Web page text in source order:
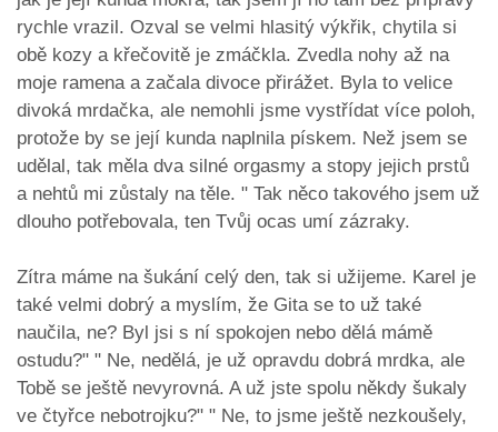
rychle vrazil. Ozval se velmi hlasitý výkřik, chytila si
obě kozy a křečovitě je zmáčkla. Zvedla nohy až na
moje ramena a začala divoce přirážet. Byla to velice
divoká mrdačka, ale nemohli jsme vystřídat více poloh,
protože by se její kunda naplnila pískem. Než jsem se
udělal, tak měla dva silné orgasmy a stopy jejich prstů
a nehtů mi zůstaly na těle. " Tak něco takového jsem už
dlouho potřebovala, ten Tvůj ocas umí zázraky.
Zítra máme na šukání celý den, tak si užijeme. Karel je
také velmi dobrý a myslím, že Gita se to už také
naučila, ne? Byl jsi s ní spokojen nebo dělá mámě
ostudu?" " Ne, nedělá, je už opravdu dobrá mrdka, ale
Tobě se ještě nevyrovná. A už jste spolu někdy šukaly
ve čtyřce nebotrojku?" " Ne, to jsme ještě nezkoušely,